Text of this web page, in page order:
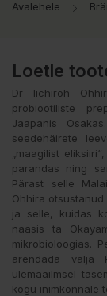
Avalehele
Loetle
Dr Iichiroh
probiootiliste
Jaapanis
seedehäirete
„maagilist
parandas ning
Pärast selle
Ohhira
ja selle, kuidas
naasis ta
mikrobioloogias.
arendada välja
ülemaailmsel
kogu inimkonnale